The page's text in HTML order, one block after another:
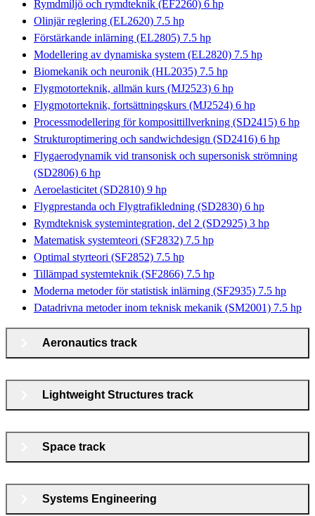
Rymdmiljö och rymdteknik (EF2260) 6 hp
Olinjär reglering (EL2620) 7.5 hp
Förstärkande inlärning (EL2805) 7.5 hp
Modellering av dynamiska system (EL2820) 7.5 hp
Biomekanik och neuronik (HL2035) 7.5 hp
Flygmotorteknik, allmän kurs (MJ2523) 6 hp
Flygmotorteknik, fortsättningskurs (MJ2524) 6 hp
Processmodellering för komposittillverkning (SD2415) 6 hp
Strukturoptimering och sandwichdesign (SD2416) 6 hp
Flygaerodynamik vid transonisk och supersonisk strömning
(SD2806) 6 hp
Aeroelasticitet (SD2810) 9 hp
Flygprestanda och Flygtrafikledning (SD2830) 6 hp
Rymdteknisk systemintegration, del 2 (SD2925) 3 hp
Matematisk systemteori (SF2832) 7.5 hp
Optimal styrteori (SF2852) 7.5 hp
Tillämpad systemteknik (SF2866) 7.5 hp
Moderna metoder för statistisk inlärning (SF2935) 7.5 hp
Datadrivna metoder inom teknisk mekanik (SM2001) 7.5 hp
Aeronautics track
Lightweight Structures track
Space track
Systems Engineering